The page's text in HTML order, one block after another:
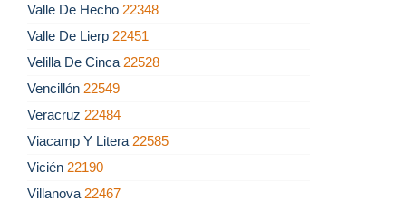
Valle De Hecho 22348
Valle De Lierp 22451
Velilla De Cinca 22528
Vencillón 22549
Veracruz 22484
Viacamp Y Litera 22585
Vicién 22190
Villanova 22467